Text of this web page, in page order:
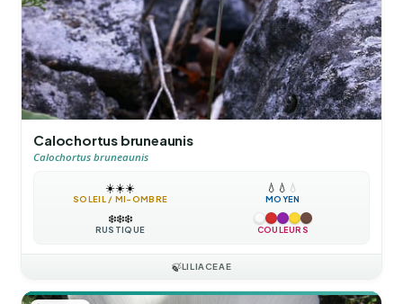
Calochortus bruneaunis
Calochortus bruneaunis
☀️☀️☀️
SOLEIL / MI-OMBRE
💧 💧 💧
MOYEN
❄️❄️❄️
RUSTIQUE COULEURS
🍃LILIACEAE